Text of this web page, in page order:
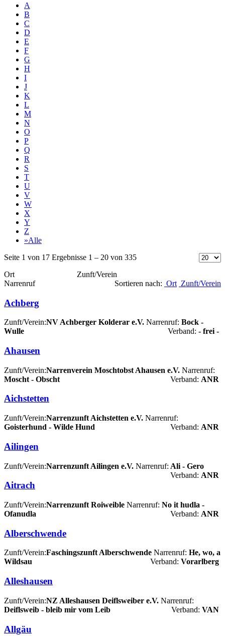
A
B
C
D
E
F
G
H
I
J
K
L
M
N
O
P
Q
R
S
T
U
V
W
X
Y
Z
»Alle
Seite 1 von 17 Ergebnisse 1 – 20 von 335
Ort Zunft/Verein
Narrenruf
Sortieren nach: Ort Zunft/Verein
Achberg
Zunft/Verein:NV Achberger Kolderar e.V. Narrenruf: Bock -
Wulle
Verband: - frei -
Ahausen
Zunft/Verein:Narrenverein Moschtobst Ahausen e.V. Narrenruf:
Moscht - Obscht
Verband: ANR
Aichstetten
Zunft/Verein:Narrenzunft Aichstetten e.V. Narrenruf:
Goisterhund - Wilde Hund
Verband: ANR
Ailingen
Zunft/Verein:Narrenzunft Ailingen e.V. Narrenruf: Ali - Gero
Verband: ANR
Aitrach
Zunft/Verein:Narrenzunft Roiweible Narrenruf: No it hudla -
Ofanudla
Verband: ANR
Alberschwende
Zunft/Verein:Faschingszunft Alberschwende Narrenruf: He, wo, a
Wildsau
Verband: Vorarlberg
Alleshausen
Zunft/Verein:NZ Alleshausen Deiflsweiber e.V. Narrenruf:
Deiflsweib - bleib mir vom Leib
Verband: VAN
Allgäu